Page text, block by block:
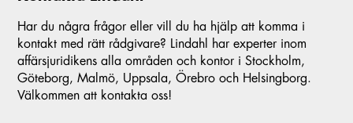
Har du några frågor eller vill du ha hjälp att komma i
kontakt med rätt rådgivare? Lindahl har experter inom
affärsjuridikens alla områden och kontor i Stockholm,
Göteborg, Malmö, Uppsala, Örebro och Helsingborg.
Välkommen att kontakta oss!